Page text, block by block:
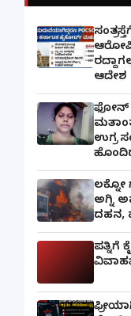
ಆದೇಶ
ಫೋನ್
ಉಗ್ರ
ಲಕ್ನೋ
ಅಗ್ನಿ
ದಹನ,
ಪತ್ನಿಗೆ